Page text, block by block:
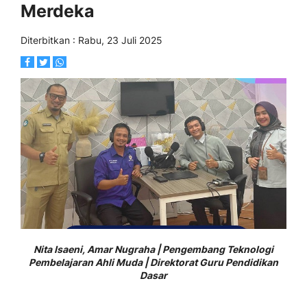
Merdeka
Diterbitkan : Rabu, 23 Juli 2025
Nita Isaeni, Amar Nugraha | Pengembang Teknologi
Pembelajaran Ahli Muda | Direktorat Guru Pendidikan
Dasar